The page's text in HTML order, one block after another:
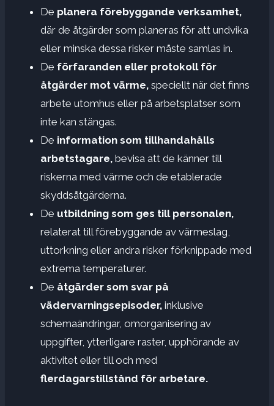
De planera förebyggande verksamhet,
där de åtgärder som planeras för att undvika
eller minska dessa risker måste samlas in.
De förfaranden eller protokoll för
åtgärder mot värme, speciellt när det finns
arbete utomhus eller på arbetsplatser som
inte kan stängas.
De information som tillhandahålls
arbetstagare, bevisa att de känner till
riskerna med värme och de etablerade
skyddsåtgärderna.
De utbildning som ges till personalen,
relaterat till förebyggande av värmeslag,
uttorkning eller andra risker förknippade med
extrema temperaturer.
De åtgärder som svar på
vädervarningsepisoder, inklusive
schemaändringar, omorganisering av
uppgifter, ytterligare raster, upphörande av
aktivitet eller till och med
flerdagarstillstånd för arbetare.